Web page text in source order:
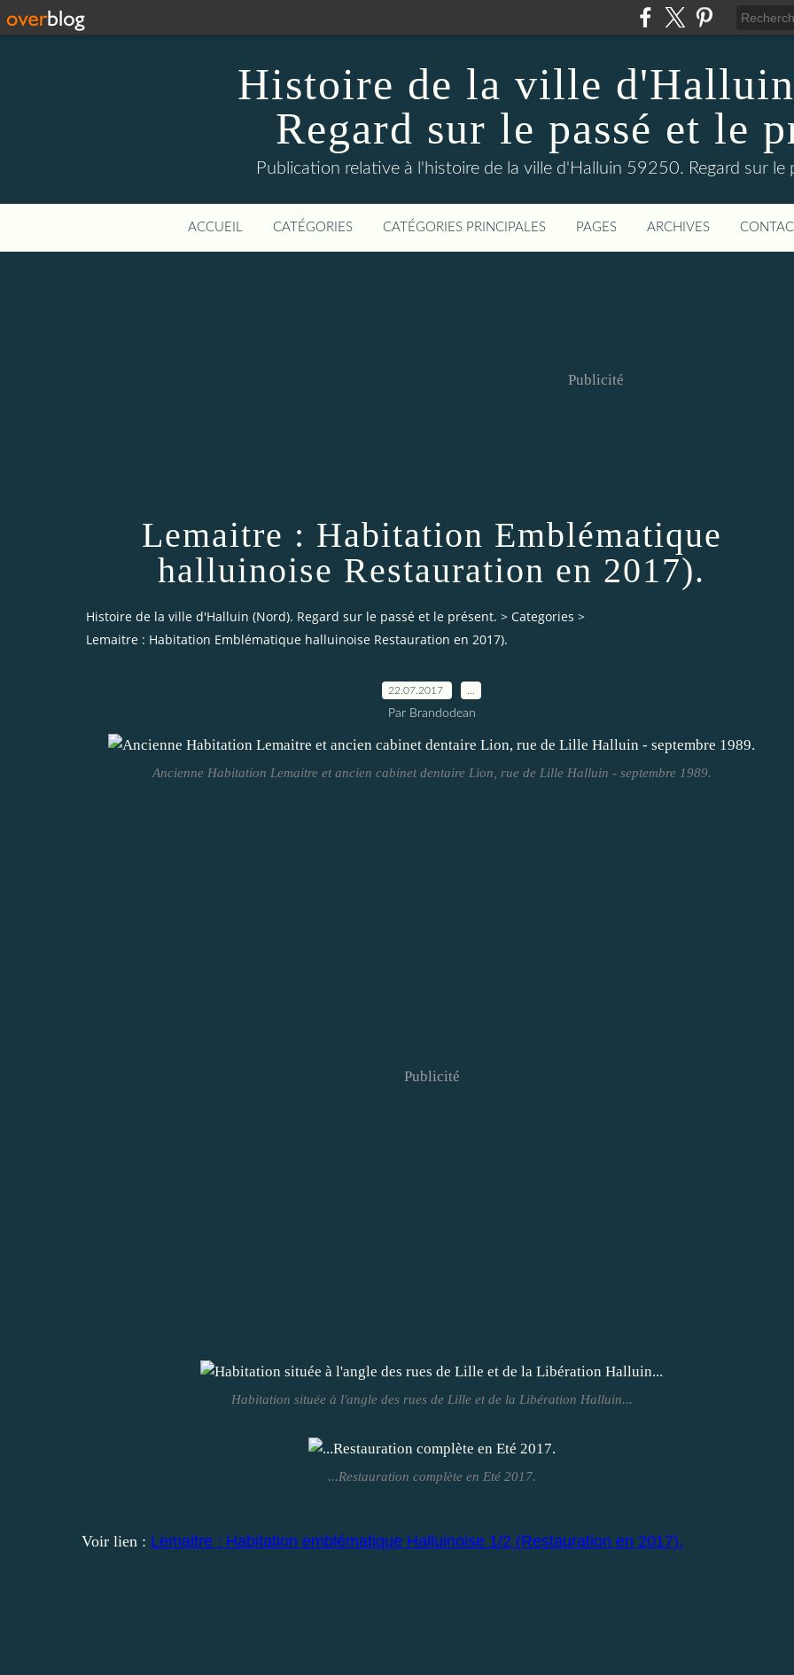
Histoire de la ville
Regard sur le passé et le
Publication relative à l'histoire de la ville d'Halluin 59250. Regard sur le
ACCUEIL CATÉGORIES CATÉGORIES PRINCIPALES PAGES ARCHIVES
Publicité
Lemaitre : Habitation Emblématique
halluinoise Restauration en 2017).
Histoire de la ville d'Halluin (Nord). Regard sur le passé et le présent. > Categories >
Lemaitre : Habitation Emblématique halluinoise Restauration en 2017).
22.07.2017
Par Brandodean
Ancienne Habitation Lemaitre et ancien cabinet dentaire Lion, rue de Lille Halluin - septembre 1989.
Publicité
Habitation située à l'angle des rues de Lille et de la Libération Halluin...
...Restauration complète en Eté 2017.
Voir lien : Lemaitre : Habitation emblématique Halluinoise 1/2 (Restauration en 2017).